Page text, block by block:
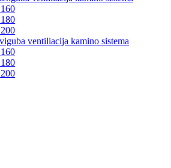
ventiliacija kamino sistema